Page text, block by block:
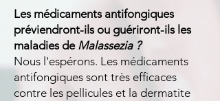
Les médicaments antifongiques
préviendront-ils ou guériront-ils les
maladies de Malassezia ?
Nous l'espérons. Les médicaments
antifongiques sont très efficaces
contre les pellicules et la dermatite